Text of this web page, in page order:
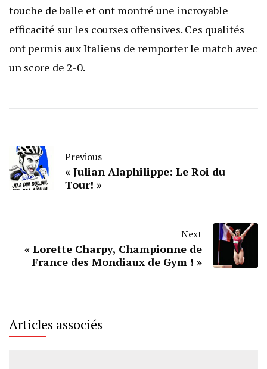
touche de balle et ont montré une incroyable
efficacité sur les courses offensives. Ces qualités
ont permis aux Italiens de remporter le match avec
un score de 2-0.
Previous
« Julian Alaphilippe: Le Roi du
Tour! »
Next
« Lorette Charpy, Championne de
France des Mondiaux de Gym ! »
Articles associés